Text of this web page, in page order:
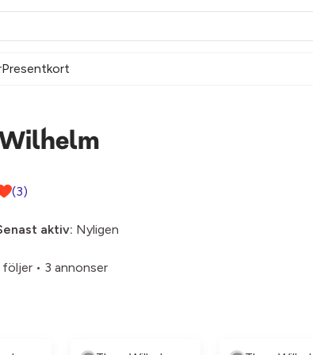
Presentkort
(3)
aktiv: Nyligen
följer • 3 annonser